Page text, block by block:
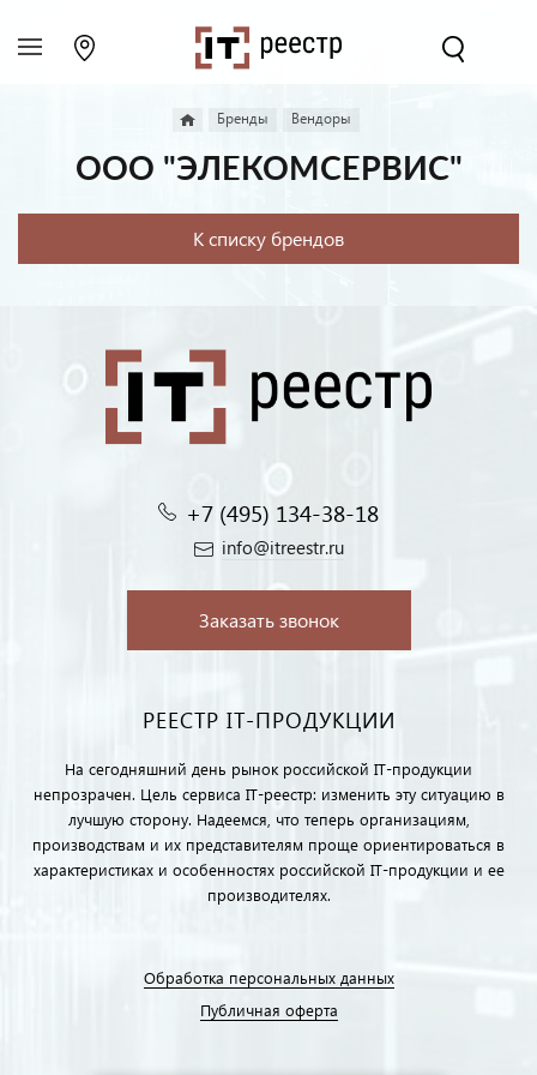
Бренды Вендоры
ООО "ЭЛЕКОМСЕРВИС"
К списку брендов
+7 (495) 134-38-18‬
info@itreestr.ru
Заказать звонок
РЕЕСТР IT-ПРОДУКЦИИ
На сегодняшний день рынок российской IT-продукции
непрозрачен. Цель сервиса IT-реестр: изменить эту ситуацию в
лучшую сторону. Надеемся, что теперь организациям,
производствам и их представителям проще ориентироваться в
характеристиках и особенностях российской IT-продукции и ее
производителях.
Обработка персональных данных
Публичная оферта